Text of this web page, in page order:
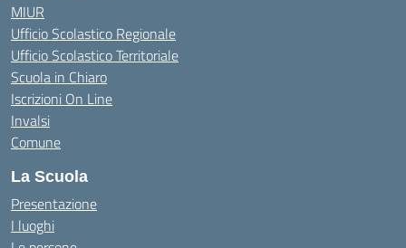
MIUR
Ufficio Scolastico Regionale
Ufficio Scolastico Territoriale
Scuola in Chiaro
Iscrizioni On Line
Invalsi
Comune
La Scuola
Presentazione
I luoghi